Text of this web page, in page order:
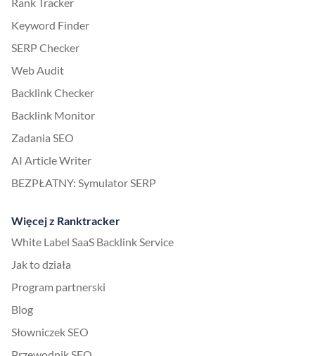
Keyword Finder
SERP Checker
Web Audit
Backlink Checker
Backlink Monitor
Zadania SEO
AI Article Writer
BEZPŁATNY: Symulator SERP
Więcej z Ranktracker
White Label SaaS Backlink Service
Jak to działa
Program partnerski
Blog
Słowniczek SEO